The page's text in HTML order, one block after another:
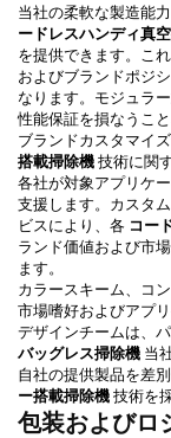
当社の柔軟な製造能
ードレスハンディ真
を提供できます。こ
およびブランドポジ
なります。モジュラ
性能保証を損なうこ
ブランドカスタマイ
搭載掃除機技術に関
各社が対象アプリケ
支援します。カスタ
ビスにより、各 コー
ランド価値および市
ます。
カラースキーム、コ
市場嗜好およびアプ
デザインチームは、
バッグレス掃除機 当
自社の提供製品を差
ー搭載掃除機技術を
包装およびロ